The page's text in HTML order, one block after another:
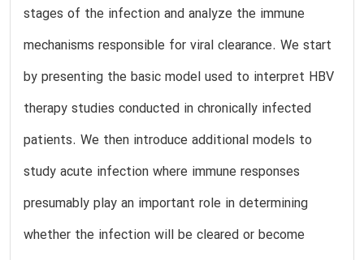
stages of the infection and analyze the immune
mechanisms responsible for viral clearance. We start
by presenting the basic model used to interpret HBV
therapy studies conducted in chronically infected
patients. We then introduce additional models to
study acute infection where immune responses
presumably play an important role in determining
whether the infection will be cleared or become